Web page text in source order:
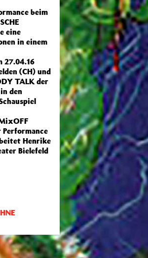
beim
eine
in einem
27.04.16
(CH) und
TALK der
den
Henrike
Bielefeld